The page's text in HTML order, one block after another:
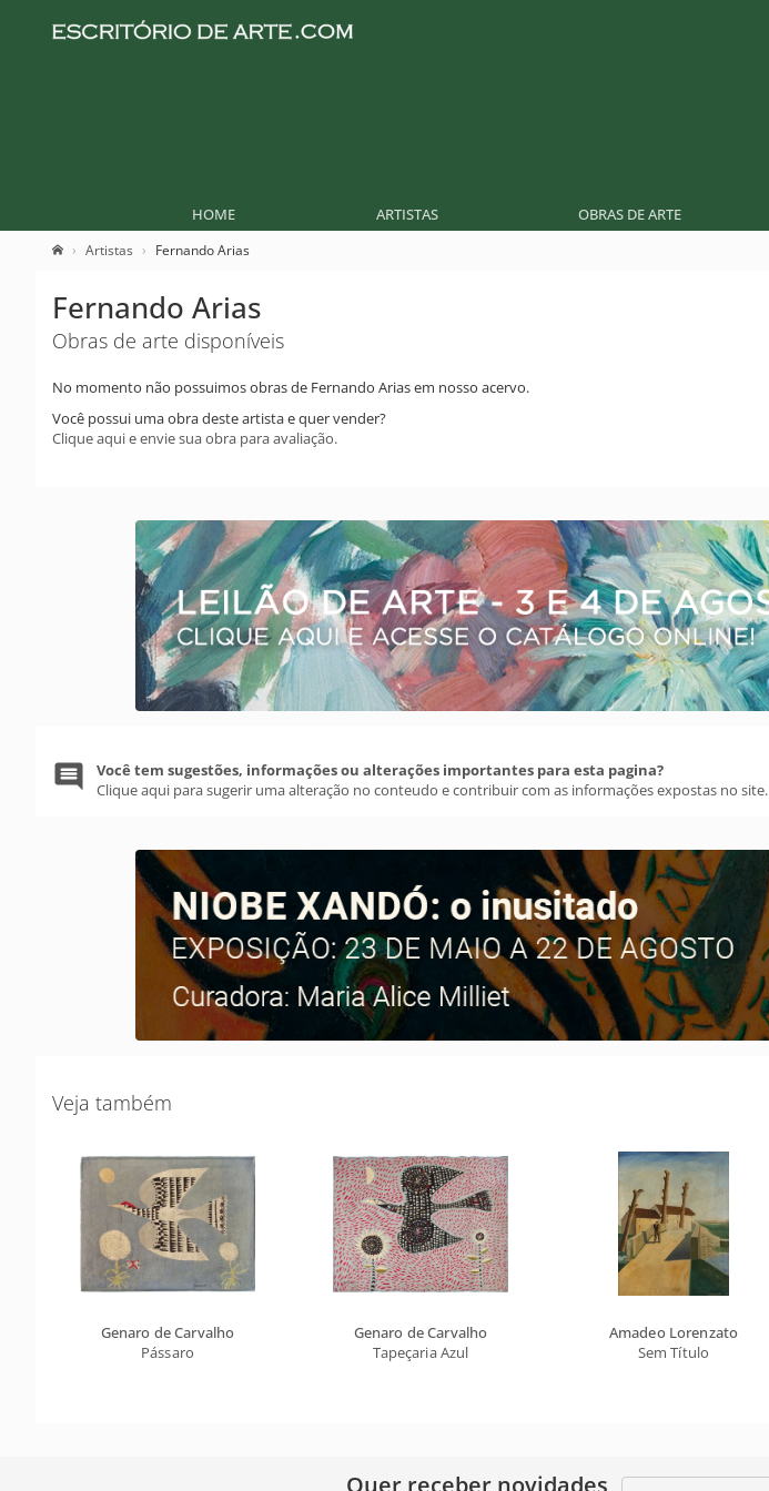
HOME ARTISTAS OBRAS DE ARTE
Artistas Fernando Arias
Fernando Arias
Obras de arte disponíveis
No momento não possuimos obras de Fernando Arias em nosso acervo.
Você possui uma obra deste artista e quer vender?
Clique aqui e envie sua obra para avaliação.
Você tem sugestões, informações ou alterações importantes para esta pagina?
Clique aqui para sugerir uma alteração no conteudo e contribuir com as informações expostas no site.
Veja também
Genaro de Carvalho
Pássaro
Genaro de Carvalho
Tapeçaria Azul
Amadeo Lorenzato
Sem Título
Quer receber novidades